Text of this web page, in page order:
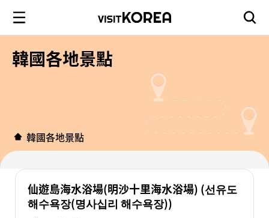
韓國各地景點
韓國各地景點
仙遊島海水浴場(明沙十里海水浴場) (선유도
해수욕장(명사십리 해수욕장))